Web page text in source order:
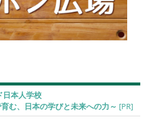
本人学校
む、日本の学びと未来への力～ [PR]